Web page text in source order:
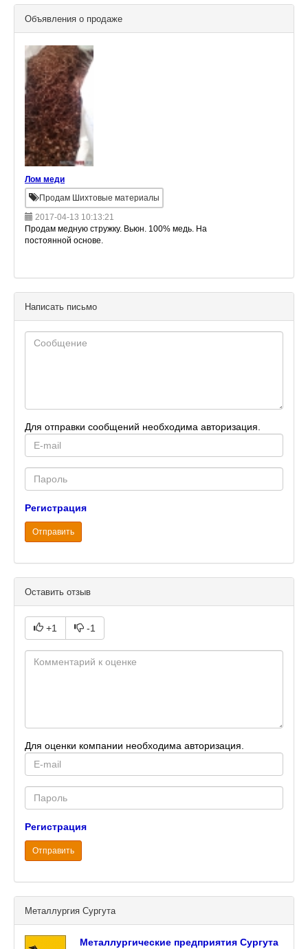
Объявления о продаже
Лом меди
Продам Шихтовые материалы
2017-04-13 10:13:21
Продам медную стружку. Вьюн. 100% медь. На
постоянной основе.
Написать письмо
Для отправки сообщений необходима авторизация.
mail
Password
Регистрация
Отправить
Оставить отзыв
+1 -1
Для оценки компании необходима авторизация.
mail
Password
Регистрация
Отправить
Металлургия Сургута
Металлургические предприятия Сургута